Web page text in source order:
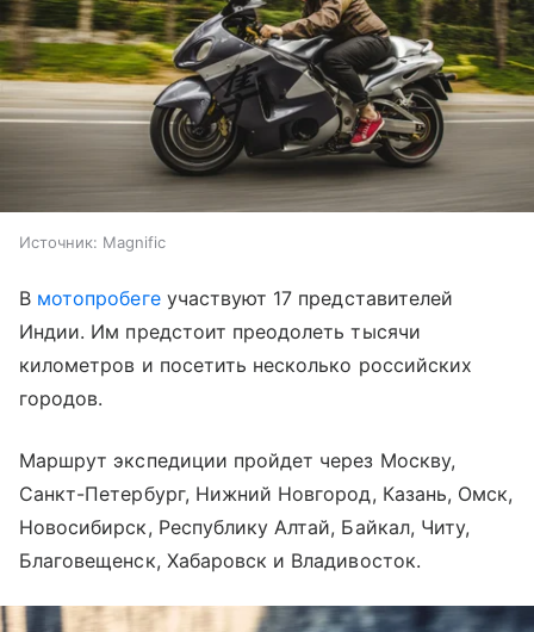
Источник: Magnific
В мотопробегеучаствуют 17 представителей
Индии. Им предстоит преодолеть тысячи
километров и посетить несколько российских
городов.
Маршрут экспедиции пройдет через Москву,
Санкт-Петербург, Нижний Новгород, Казань, Омск,
Новосибирск, Республику Алтай, Байкал, Читу,
Благовещенск, Хабаровск и Владивосток.